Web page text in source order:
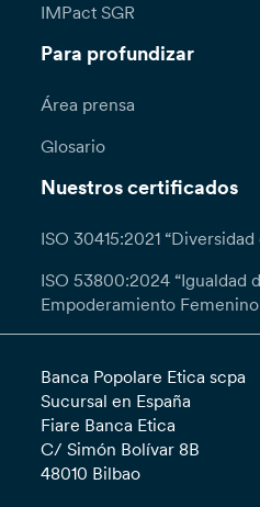
IMPact SGR
Para profundizar
Área prensa
Glosario
Nuestros certificados
ISO 30415:2021
ISO 53800:2024 “Igualdad
Empoderamiento
Banca Popolare Etica scpa
Sucursal en España
Fiare Banca Etica
C/ Simón Bolívar 8B
48010 Bilbao